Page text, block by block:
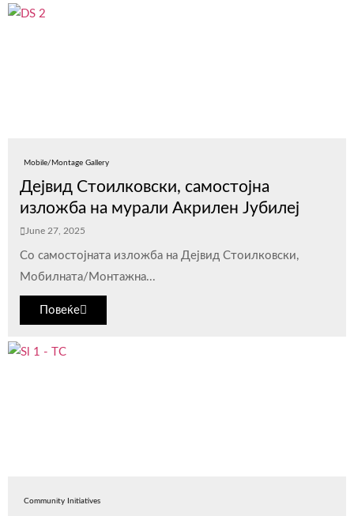
Mobile/Montage Gallery
Дејвид Стоилковски, самостојна
изложба на мурали Акрилен Јубилеј
June 27, 2025
Со самостојната изложба на Дејвид Стоилковски,
Мобилната/Монтажна...
Повеќе
Community Initiatives